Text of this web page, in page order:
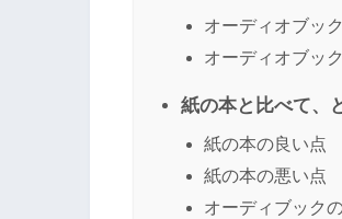
オーディオブッ
オーディオブッ
紙の本と比べて、
紙の本の良い点
紙の本の悪い点
オーディブック